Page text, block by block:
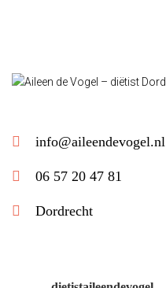
info@aileendevogel.nl
06 57 20 47 81
Dordrecht